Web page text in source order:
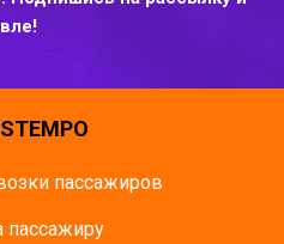
пассажиров
пасcажиру